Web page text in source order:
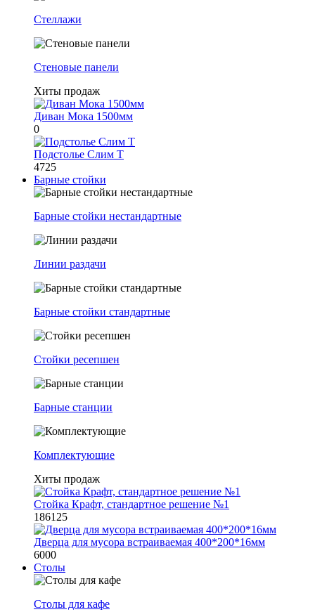
Стеллажи
Стеновые панели
Хиты продаж
Диван Мока 1500мм
0
Подстолье Слим Т
4725
Барные стойки
Барные стойки нестандартные
Линии раздачи
Барные стойки стандартные
Стойки ресепшен
Барные станции
Комплектующие
Хиты продаж
Стойка Крафт, стандартное решение №1
186125
Дверца для мусора встраиваемая 400*200*16мм
6000
Столы
Столы для кафе